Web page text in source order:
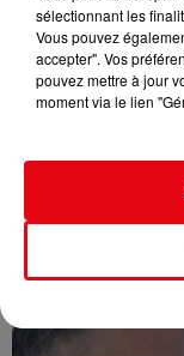
Affaire Jean Imbert
sélectionnant les
Vous pouvez
accepter". Vos
pouvez mettre à jour
moment via le lien